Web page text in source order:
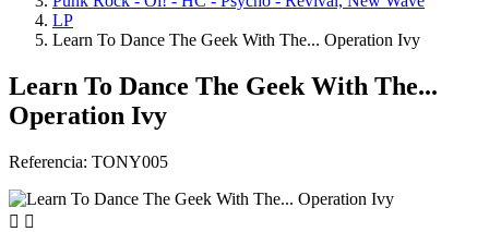
LP
Learn To Dance The Geek With The... Operation Ivy
Learn To Dance The Geek With The...
Operation Ivy
Referencia: TONY005
 